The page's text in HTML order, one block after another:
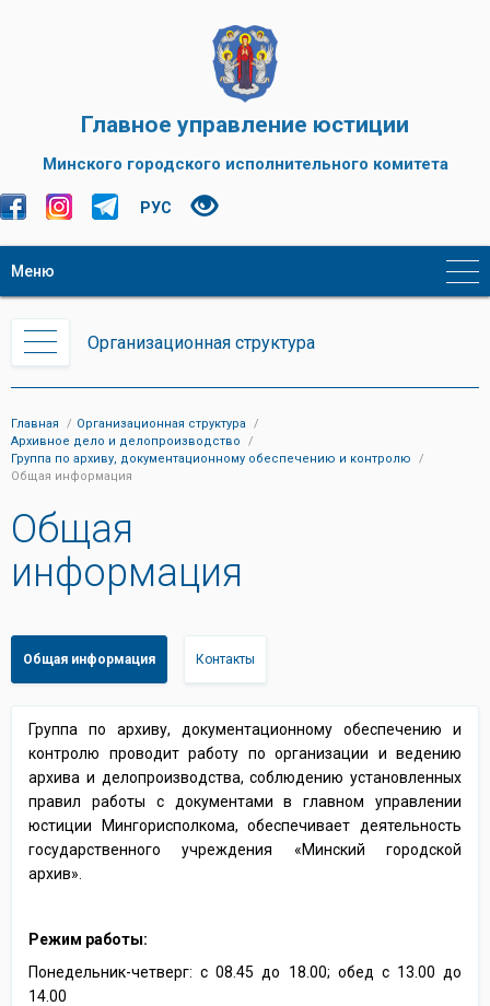
Главное управление юстиции
Минского городского исполнительного комитета
РУС
Меню
Организационная структура
Главная
Организационная структура
Архивное дело и делопроизводство
Группа по архиву, документационному обеспечению и контролю
Общая информация
Общая
информация
Общая информация Контакты
Группа по архиву, документационному обеспечению и
контролю проводит работу по организации и ведению
архива и делопроизводства, соблюдению установленных
правил работы с документами в главном управлении
юстиции Мингорисполкома, обеспечивает деятельность
государственного учреждения «Минский городской
архив».
Режим работы:
Понедельник-четверг: с 08.45 до 18.00; обед с 13.00 до
14.00